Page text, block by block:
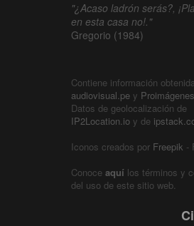
"¿Acaso ladrón serás?,
en esta casa no!."
Gregorio (1984)
Contiene información
audiovisual.pe y
Datos de geolocalización de
IP2Location.io y de
Iconos creados por Freepik -
Conoce aquí los términos y
del uso de este sitio web.